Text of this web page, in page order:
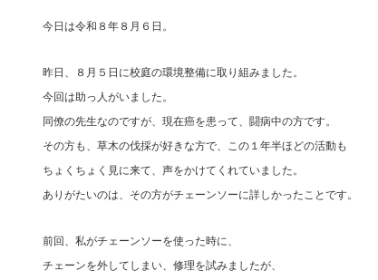
今日は令和８年８月６日。
昨日、８月５日に校庭の環境整備に取り組みました。
今回は助っ人がいました。
同僚の先生なのですが、現在癌を患って、闘病中の方です。
その方も、草木の伐採が好きな方で、この１年半ほどの活動も
ちょくちょく見に来て、声をかけてくれていました。
ありがたいのは、その方がチェーンソーに詳しかったことです。
前回、私がチェーンソーを使った時に、
チェーンを外してしまい、修理を試みましたが、